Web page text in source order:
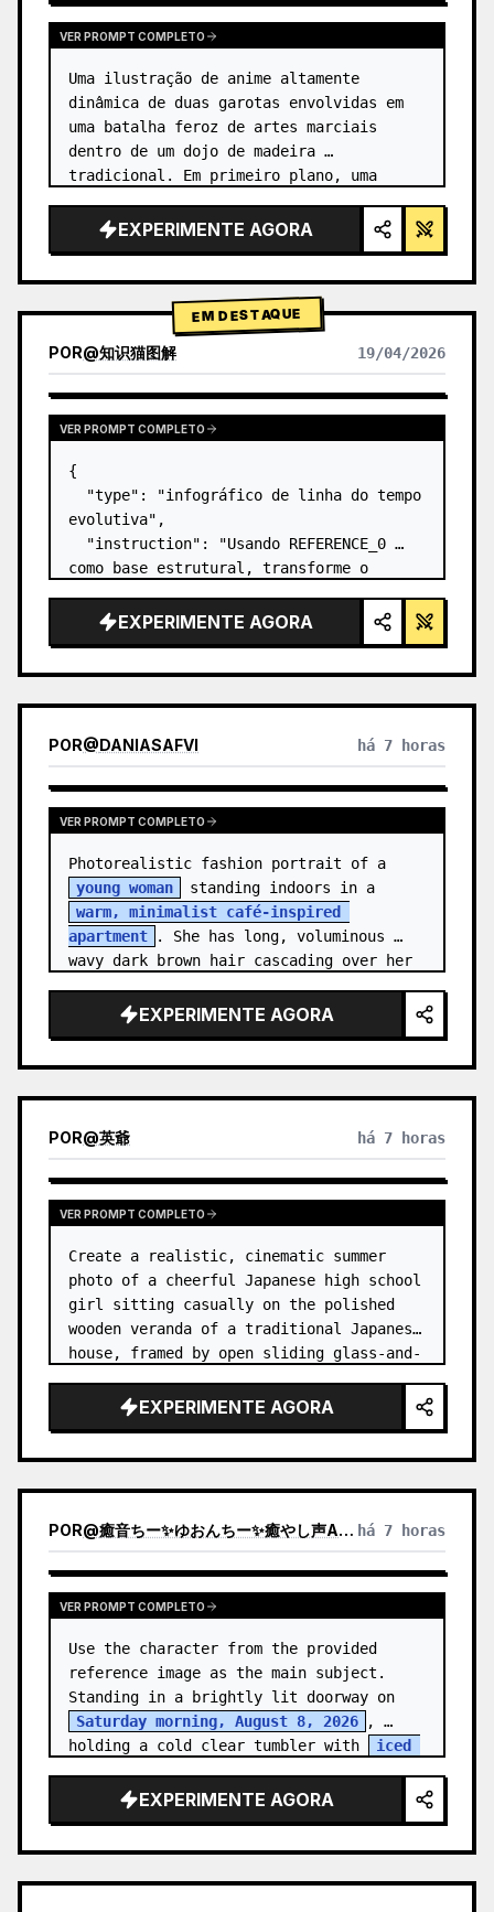
VER PROMPT COMPLETO
Uma ilustração de anime altamente
dinâmica de duas garotas envolvidas em
uma batalha feroz de artes marciais
dentro de um dojo de madeira
tradicional. Em primeiro plano, uma
hair" default="cabelo preto em um coque
alto co…
EXPERIMENTE AGORA
EM DESTAQUE
POR@知识猫图解 19/04/2026
VER PROMPT COMPLETO
{
  "type": "infográfico de linha do tempo
evolutiva",
  "instruction": "Usando REFERENCE_0
como base estrutural, transforme o
3D altamente realista. Substitua as
rampas lisas por degraus de pedra
EXPERIMENTE AGORA
POR@DANIASAFVI há 7 horas
VER PROMPT COMPLETO
young woman
warm, minimalist café-inspired
apartment
. She has long, voluminous
wavy dark brown hair cascading over her
EXPERIMENTE AGORA
POR@英爺 há 7 horas
VER PROMPT COMPLETO
Create a realistic, cinematic summer
photo of a cheerful Japanese high school
girl sitting casually on the polished
wooden veranda of a traditional Japanese
house, framed by open sliding glass-and-
style school uniform top w…
EXPERIMENTE AGORA
POR@癒音ちー✨ゆおんちー✨癒やし声ASMRとAI há 7 horas
VER PROMPT COMPLETO
Use the character from the provided
reference image as the main subject.
Saturday morning, August 8, 2026
,
holding a cold clear tumbler with
iced
EXPERIMENTE AGORA